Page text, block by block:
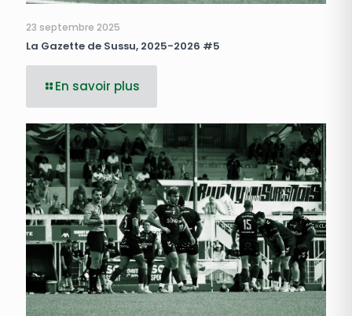
23 septembre 2025
La Gazette de Sussu, 2025-2026 #5
En savoir plus